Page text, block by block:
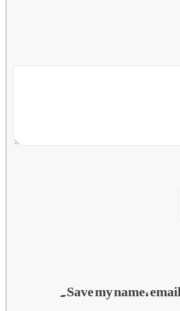
Save my name,